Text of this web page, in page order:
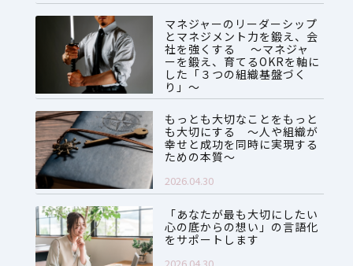
マネジャーのリーダーシップ
とマネジメント力を鍛え、会
社を強くする ～マネジャ
ーを鍛え、育てるOKRを軸に
した「３つの組織基盤づく
り」～
もっとも大切なことをもっと
も大切にする ～人や組織が
幸せと成功を同時に実現する
ための本質～
2026.04.30
「あなたが最も大切にしたい
心の底からの想い」の言語化
をサポートします
2026.04.30